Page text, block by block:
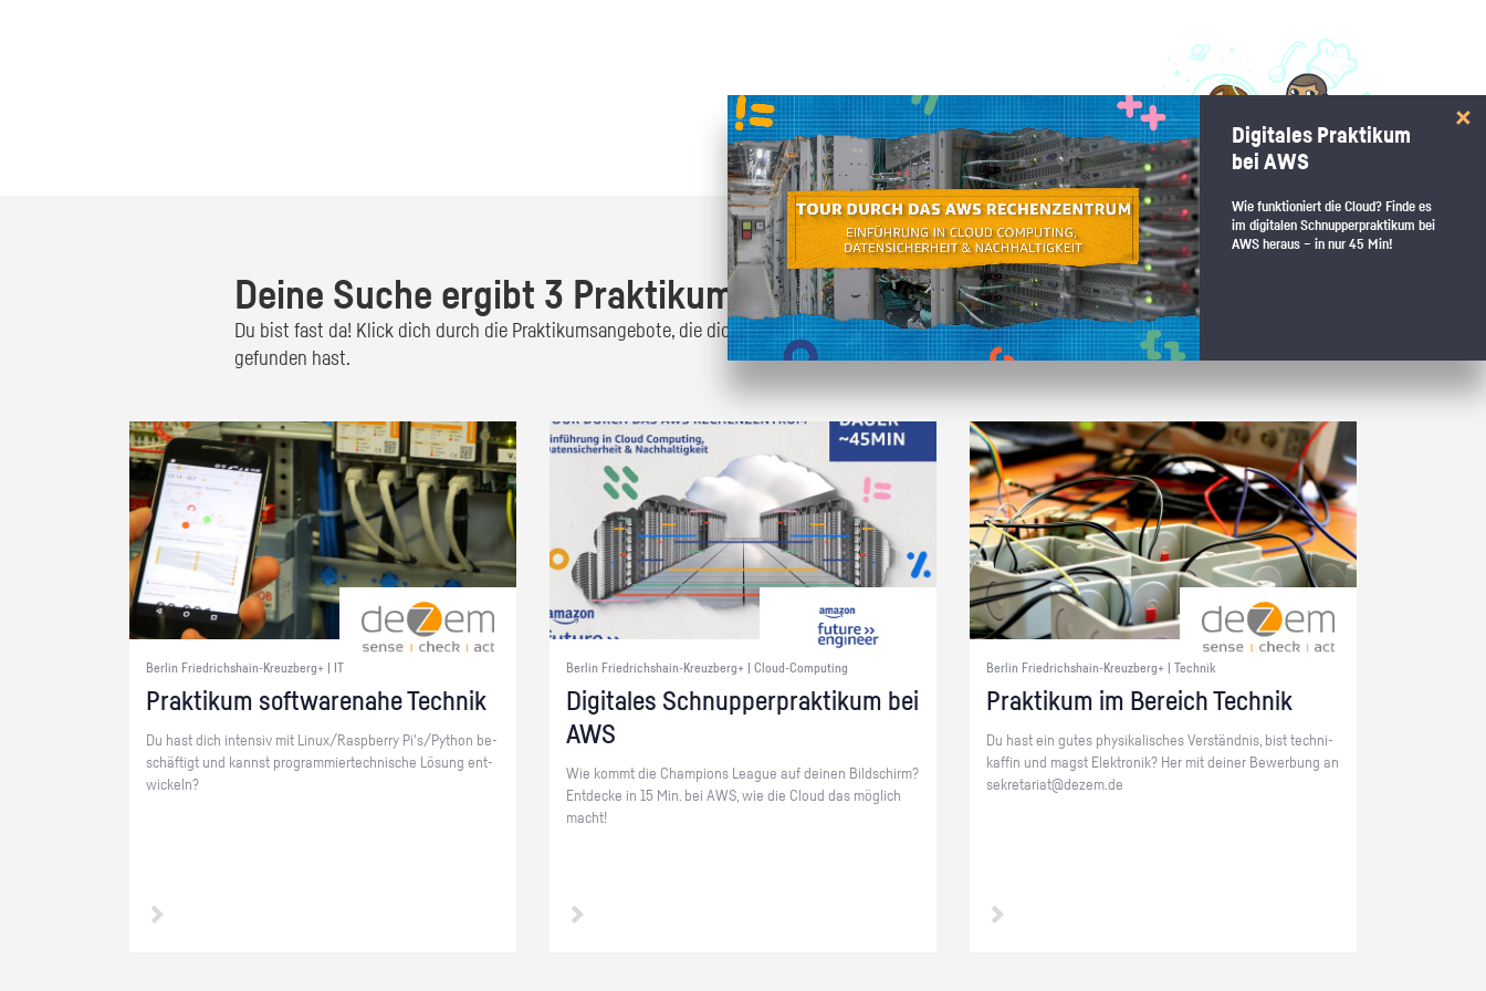
Oder finde heraus was dich interessiert:
zum Stärkentest.
Deine Suche ergibt 3 Praktikumsangebote!
Du bist fast da! Klick dich durch die Praktikumsangebote, die dich interessieren und bewirb dich wenn du den passenden Platz
gefunden hast.
Berlin Friedrichshain-Kreuzberg+ | IT
Prak­ti­kum soft­ware­na­he Tech­nik
Du hast dich in­ten­siv mit Linux/Raspber­ry Pi's/Py­thon be­
schäf­tigt und kannst pro­gram­mier­tech­ni­sche Lö­sung ent­
wi­ckeln?
Berlin Friedrichshain-Kreuzberg+ | Cloud-Computing
Di­gi­ta­les Schnup­per­prak­ti­kum bei
AWS
Wie kommt die Cham­pi­ons Le­ague auf dei­nen Bild­schirm?
Ent­de­cke in 15 Min. bei AWS, wie die Cloud das mög­lich
macht!
Berlin Friedrichshain-Kreuzberg+ | Technik
Prak­ti­kum im Be­reich Tech­nik
Du hast ein gutes phy­si­ka­li­sches Ver­ständ­nis, bist tech­ni­
kaf­fin und magst Elek­tro­nik? Her mit dei­ner Be­wer­bung an
se­kre­ta­ri­at@​dezem.​de
Digitales Praktikum
bei AWS
Wie funktioniert die Cloud? Finde es
im digitalen Schnupperpraktikum bei
AWS heraus – in nur 45 Min!